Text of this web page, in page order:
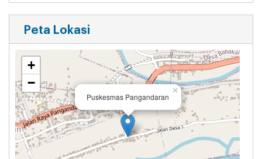
Peta Lokasi
Puskesmas Pangandaran
×
+
−